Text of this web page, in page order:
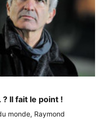
? Il fait le point !
monde, Raymond